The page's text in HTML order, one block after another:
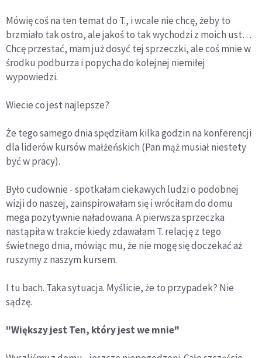
Mówię coś na ten temat do T., i wcale nie chcę, żeby to
brzmiało tak ostro, ale jakoś to tak wychodzi z moich ust…
Chcę przestać, mam już dosyć tej sprzeczki, ale coś mnie w
środku podburza i popycha do kolejnej niemiłej
wypowiedzi.
Wiecie co jest najlepsze?
Że tego samego dnia spędziłam kilka godzin na konferencji
dla liderów kursów małżeńskich (Pan mąż musiał niestety
być w pracy).
Było cudownie - spotkałam ciekawych ludzi o podobnej
wizji do naszej, zainspirowałam się i wróciłam do domu
mega pozytywnie naładowana. A pierwsza sprzeczka
nastąpiła w trakcie kiedy zdawałam T. relację z tego
świetnego dnia, mówiąc mu, że nie mogę się doczekać aż
ruszymy z naszym kursem.
I tu bach. Taka sytuacja. Myślicie, że to przypadek? Nie
sądzę.
"Większy jest Ten, który jest we mnie"